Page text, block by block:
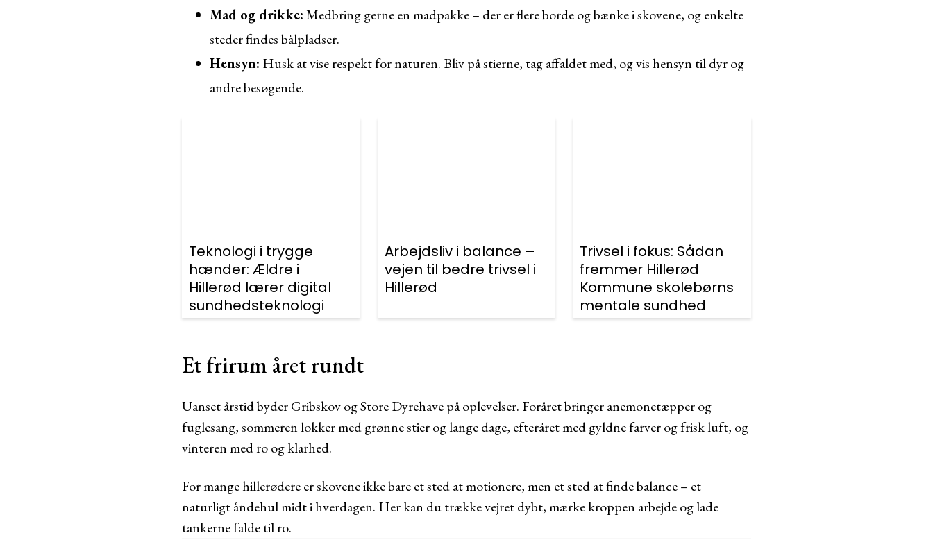
Mad og drikke:Medbring gerne en madpakke – der er flere borde og bænke i skovene, og enkelte
steder findes bålpladser.
Hensyn: Husk at vise respekt for naturen. Bliv på stierne, tag affaldet med, og vis hensyn til dyr og
andre besøgende.
Teknologi i trygge
hænder: Ældre i
Hillerød lærer digital
sundhedsteknologi
Arbejdsliv i balance –
vejen til bedre trivsel i
Hillerød
Trivsel i fokus: Sådan
fremmer Hillerød
Kommune skolebørns
mentale sundhed
Et frirum året rundt
Uanset årstid byder Gribskov og Store Dyrehave på oplevelser. Foråret bringer anemonetæpper og
fuglesang, sommeren lokker med grønne stier og lange dage, efteråret med gyldne farver og frisk luft, og
vinteren med ro og klarhed.
For mange hillerødere er skovene ikke bare et sted at motionere, men et sted at finde balance – et
naturligt åndehul midt i hverdagen. Her kan du trække vejret dybt, mærke kroppen arbejde og lade
tankerne falde til ro.